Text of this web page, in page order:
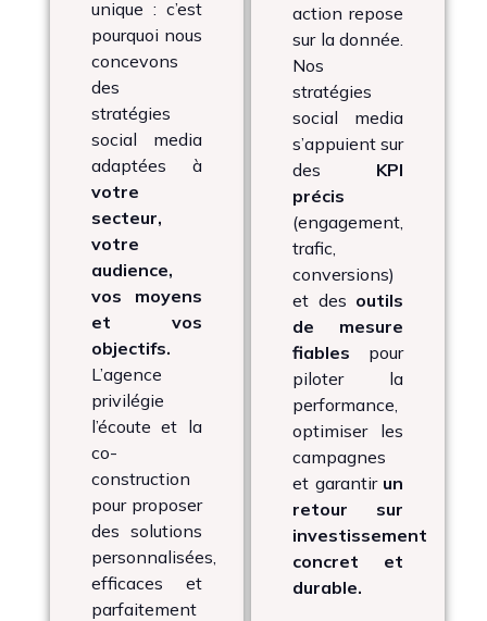
unique : c’est
pourquoi nous
concevons
des
stratégies
social media
adaptées à
votre
secteur,
votre
audience,
vos moyens
et vos
objectifs.
L’agence
privilégie
l’écoute et la
co-
construction
pour proposer
des solutions
personnalisées,
efficaces et
parfaitement
action repose
sur la donnée.
Nos
stratégies
social media
s’appuient sur
des KPI
précis
(engagement,
trafic,
conversions)
et des outils
de mesure
fiables pour
piloter la
performance,
optimiser les
campagnes
et garantir un
retour sur
investissement
concret et
durable.